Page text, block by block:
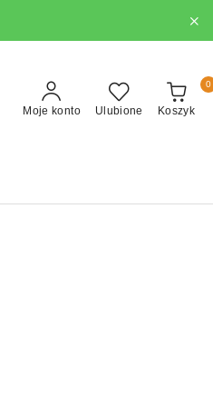
Moje konto Ulubione Koszyk
0